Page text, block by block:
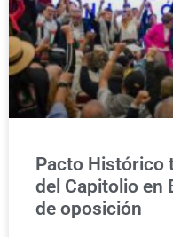
Pacto Histórico
del Capitolio en
de oposición